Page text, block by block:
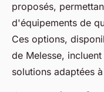
proposés,
d'équipements de
Ces options,
de Melesse,
solutions adaptées